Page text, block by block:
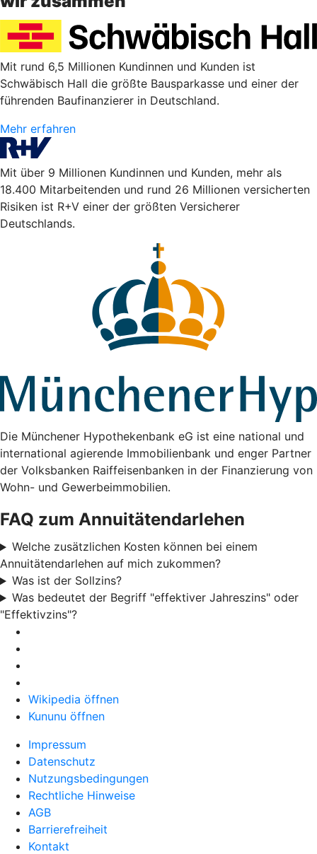
Mit rund 6,5 Millionen Kundinnen und Kunden ist
Schwäbisch Hall die größte Bausparkasse und einer der
führenden Baufinanzierer in Deutschland.
Mehr erfahren
Mit über 9 Millionen Kundinnen und Kunden, mehr als
18.400 Mitarbeitenden und rund 26 Millionen versicherten
Risiken ist R+V einer der größten Versicherer
Deutschlands.
Die Münchener Hypothekenbank eG ist eine national und
international agierende Immobilienbank und enger Partner
der Volksbanken Raiffeisenbanken in der Finanzierung von
Wohn- und Gewerbeimmobilien.
FAQ zum Annuitätendarlehen
Welche zusätzlichen Kosten können bei einem
Annuitätendarlehen auf mich zukommen?
Was ist der Sollzins?
Was bedeutet der Begriff "effektiver Jahreszins" oder
"Effektivzins"?
Wikipedia öffnen
Kununu öffnen
Impressum
Datenschutz
Nutzungsbedingungen
Rechtliche Hinweise
AGB
Barrierefreiheit
Kontakt